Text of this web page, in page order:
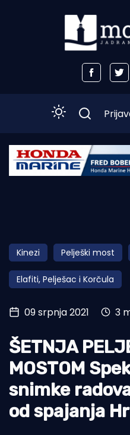
Početna
Obala
Otoci
Turizam i nautika
Pomorstvo
Ribolov
Ekologija
Tradicija i kultura
Kinezi Pelješki most
Elafiti, Pelješac i Korčula
09 srpnja 2021 3
ŠETNJA
MOSTOM
snimke
od spajanja